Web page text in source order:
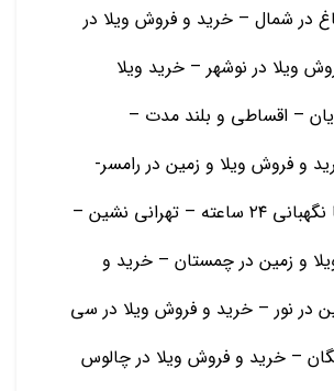
در شمال – خرید و فروش ویلا در
ویلا در نوشهر – خرید ویلا
– اقساطی و بلند مدت –
و فروش ویلا و زمین در رامسر-
ویلا در شهرک با نگهبانی ۲۴ ساعته – تهرانی نشین –
و زمین در چمستان – خرید و
در نور – خرید و فروش ویلا در سی
– خرید و فروش ویلا در چالوس